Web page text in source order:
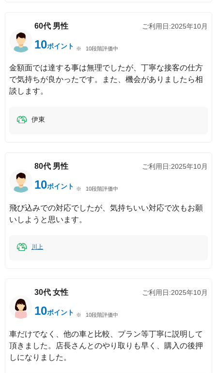
60代 男性 ご利用日:2025年10月
10ポイント 10段階評価中
金額面では達する事は無理でしたが、丁寧な接客の仕方
で気持ちが良かったです。また、機会がありましたら相
談します。
伊東
80代 男性 ご利用日:2025年10月
10ポイント 10段階評価中
飛び込みでの対応でしたが、気持ちいい対応で次もお願
いしようと思います。
川上
30代 女性 ご利用日:2025年10月
10ポイント 10段階評価中
車だけでなく、他の車と比較、プラン等丁寧に説明して
頂きました。店長さんとのやり取りも早く、購入の後押
しになりました。